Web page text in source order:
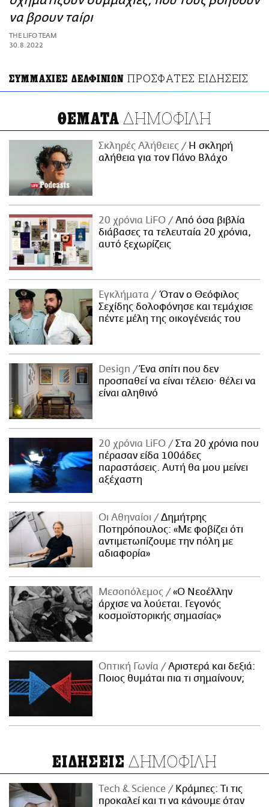
ΑΜΠΑ
PRINT
να βρουν ταίρι
THE LIFO TEAM
30.8.2022
ΣΥΜΜΑΧΙΕΣ ΔΕΛΦΙΝΙΩΝ ΠΡΟΣΦΑΤΕΣ ΕΙΔΗΣΕΙΣ
ΘΕΜΑΤΑ ΔΗΜΟΦΙΛΗ
Σκληρές Αλήθειες
H σκληρή
αλήθεια για τον Πάνο Βλάχο
20 χρόνια LiFO
Από όσα βιβλία
διάβασες τα τελευταία 20 χρόνια,
αυτό ξεχωρίζεις
Εγκλήματα
Όταν ο Θεόφιλος
Σεχίδης δολοφόνησε και τεμάχισε
πέντε μέλη της οικογένειάς του
Design
Ένα σπίτι που δεν
προσπαθεί να είναι τέλειο· θέλει να
είναι αληθινό
20 χρόνια LiFO
Στα 20 χρόνια που
πέρασαν είδα 100άδες
παραστάσεις. Αυτή θα μου μείνει
αξέχαστη
Οι Αθηναίοι
Δημήτρης
Ποτηρόπουλος: «Με φοβίζει ότι
αντιμετωπίζουμε την πόλη με
αδιαφορία»
Μεσοπόλεμος
«Ο Νεοέλλην
άρχισε να λούεται. Γεγονός
κοσμοϊστορικής σημασίας»
Οπτική Γωνία
Αριστερά και δεξιά:
Ποιος θυμάται πια τι σημαίνουν;
ΕΙΔΗΣΕΙΣ ΔΗΜΟΦΙΛΗ
Τech & Science
Κράμπες: Τι τις
προκαλεί και τι να κάνουμε όταν